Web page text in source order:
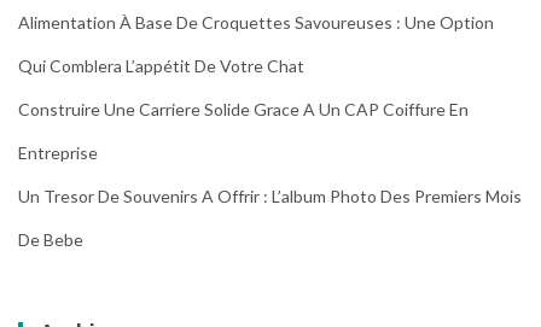
Alimentation À Base De Croquettes Savoureuses : Une Option
Qui Comblera L’appétit De Votre Chat
Construire Une Carriere Solide Grace A Un CAP Coiffure En
Entreprise
Un Tresor De Souvenirs A Offrir : L’album Photo Des Premiers Mois
De Bebe